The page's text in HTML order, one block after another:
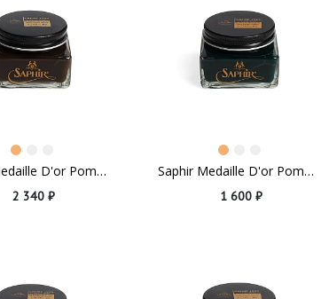
Saphir Medaille D'or Pommadier Dark Brown
2 340 ₽
Saphir Medaille D'or Pommadier Dark Green
1 600 ₽